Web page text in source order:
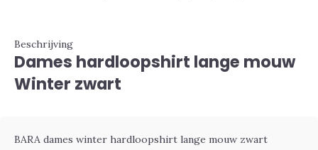
Beschrijving
Dames hardloopshirt lange mouw
Winter zwart
BARA dames winter hardloopshirt lange mouw zwart